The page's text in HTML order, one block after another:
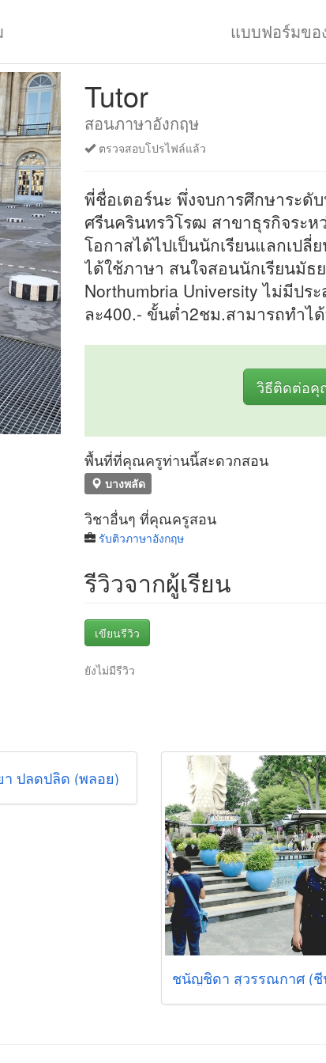
แบบฟอร์มข
Tutor
สอนภาษาอังกฤษ
ตรวจสอบโปรไฟล์แล้ว
พี่ชื่อเตอร์นะ พึ่งจบการศึกษาระ
ศรีนครินทรวิโรฒ สาขาธุรกิจระห
โอกาสได้ไปเป็นนักเรียนแลกเปลี่
ได้ใช้ภาษา สนใจสอนนักเรียนมัธ
Northumbria University ไม่มีปร
ละ400.- ขั้นต่ำ2ชม.สามารถทำไ
วิธีติดต่อคุ
พื้นที่ที่คุณครูท่านนี้สะดวกสอน
บางพลัด
วิชาอื่นๆ ที่คุณครูสอน
รับติวภาษาอังกฤษ
รีวิวจากผู้เรียน
เขียนรีวิว
ยังไม่มีรีวิว
ปลดปลิด (พลอย)
ชนัญชิดา สุวรรณกาศ (ชี